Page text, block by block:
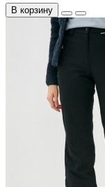
В корзину